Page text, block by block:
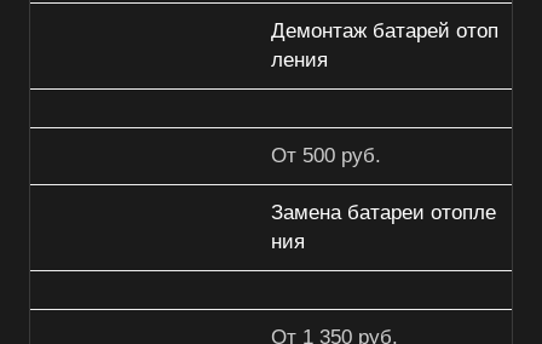
Демонтаж батарей отоп
ления
От 500 руб.
Замена батареи отопле
ния
От 1 350 руб.